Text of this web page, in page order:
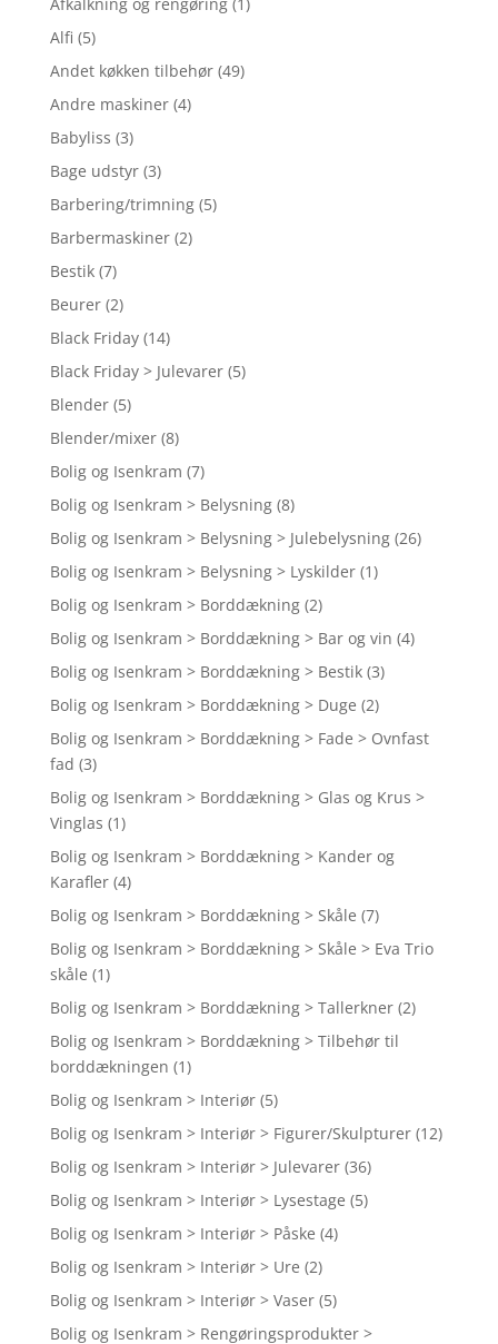
Afkalkning og rengøring (1)
Alfi (5)
Andet køkken tilbehør (49)
Andre maskiner (4)
Babyliss (3)
Bage udstyr (3)
Barbering/trimning (5)
Barbermaskiner (2)
Bestik (7)
Beurer (2)
Black Friday (14)
Black Friday > Julevarer (5)
Blender (5)
Blender/mixer (8)
Bolig og Isenkram (7)
Bolig og Isenkram > Belysning (8)
Bolig og Isenkram > Belysning > Julebelysning (26)
Bolig og Isenkram > Belysning > Lyskilder (1)
Bolig og Isenkram > Borddækning (2)
Bolig og Isenkram > Borddækning > Bar og vin (4)
Bolig og Isenkram > Borddækning > Bestik (3)
Bolig og Isenkram > Borddækning > Duge (2)
Bolig og Isenkram > Borddækning > Fade > Ovnfast
fad (3)
Bolig og Isenkram > Borddækning > Glas og Krus >
Vinglas (1)
Bolig og Isenkram > Borddækning > Kander og
Karafler (4)
Bolig og Isenkram > Borddækning > Skåle (7)
Bolig og Isenkram > Borddækning > Skåle > Eva Trio
skåle (1)
Bolig og Isenkram > Borddækning > Tallerkner (2)
Bolig og Isenkram > Borddækning > Tilbehør til
borddækningen (1)
Bolig og Isenkram > Interiør (5)
Bolig og Isenkram > Interiør > Figurer/Skulpturer (12)
Bolig og Isenkram > Interiør > Julevarer (36)
Bolig og Isenkram > Interiør > Lysestage (5)
Bolig og Isenkram > Interiør > Påske (4)
Bolig og Isenkram > Interiør > Ure (2)
Bolig og Isenkram > Interiør > Vaser (5)
Bolig og Isenkram > Rengøringsprodukter >